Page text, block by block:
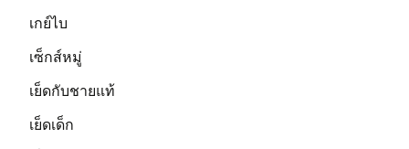
เกย์ไบ
เซ็กส์หมู่
เย็ดกับชายแท้
เย็ดเด็ก